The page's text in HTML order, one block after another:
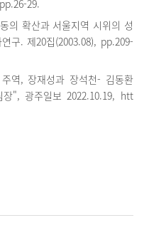
29.
의 확산과 서울지역 시위의 성
구. 제20집(2003.08), pp.209-
역, 장재성과 장석천- 김동환
장", 광주일보 2022.10.19, htt